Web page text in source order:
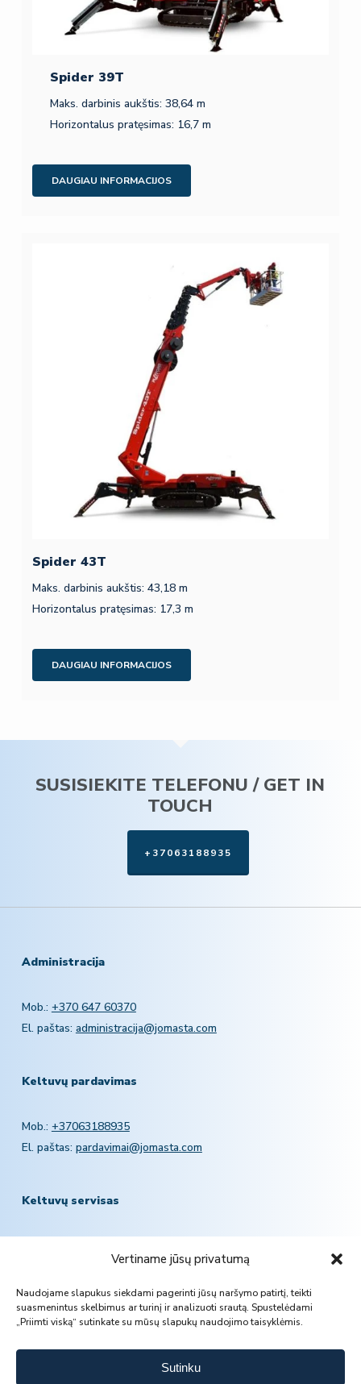
Vertiname jūsų privatumą
Naudojame slapukus siekdami pagerinti jūsų naršymo patirtį, teikti
suasmenintus skelbimus ar turinį ir analizuoti srautą. Spustelėdami
„Priimti viską“ sutinkate su mūsų slapukų naudojimo taisyklėmis.
Sutinku
Spider 39T
Maks. darbinis aukštis: 38,64 m
Horizontalus pratęsimas: 16,7 m
DAUGIAU INFORMACIJOS
Spider 43T
Maks. darbinis aukštis: 43,18 m
Horizontalus pratęsimas: 17,3 m
DAUGIAU INFORMACIJOS
SUSISIEKITE TELEFONU / GET IN
TOUCH
+37063188935
Administracija
Mob.: +370 647 60370
El. paštas: administracija@jomasta.com
Keltuvų pardavimas
Mob.: +37063188935
El. paštas: pardavimai@jomasta.com
Keltuvų servisas
servisas@jomasta.com